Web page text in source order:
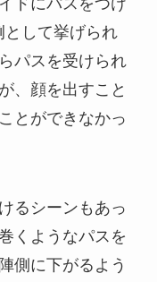
ドにパスをつけ
として挙げられ
パスを受けられ
、顔を出すこと
とができなかっ
るシーンもあっ
くようなパスを
側に下がるよう